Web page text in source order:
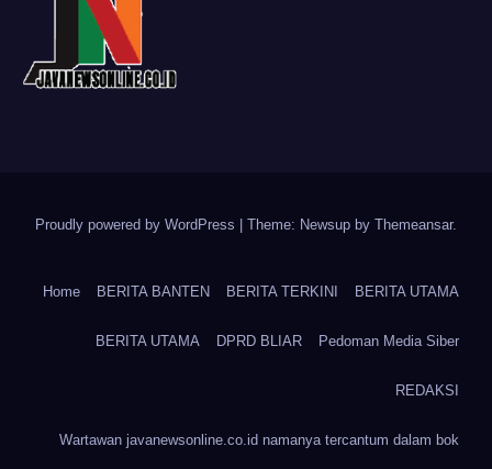
Proudly powered by WordPress Theme: Newsup by Themeansar.
Home BERITA BANTEN BERITA TERKINI BERITA UTAMA
BERITA UTAMA DPRD BLIAR Pedoman Media Siber
REDAKSI
Wartawan javanewsonline.co.id namanya tercantum dalam bok